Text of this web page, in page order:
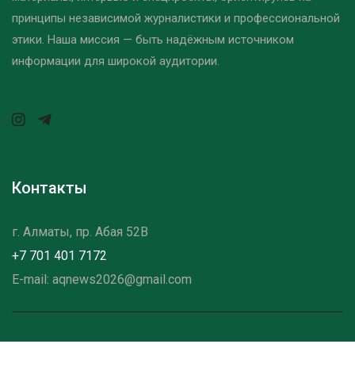
принципы независимой журналистики и профессиональной
этики. Наша миссия — быть надёжным источником
информации для широкой аудитории.
Контакты
г. Алматы, пр. Абая 52B
+7 701 401 7172
E-mail: aqnews2026@gmail.com